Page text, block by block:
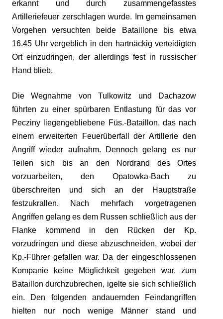
erkannt und durch zusammengefasstes
Artilleriefeuer zerschlagen wurde. Im gemeinsamen
Vorgehen versuchten beide Bataillone bis etwa
16.45 Uhr vergeblich in den hartnäckig verteidigten
Ort einzudringen, der allerdings fest in russischer
Hand blieb.
Die Wegnahme von Tulkowitz und Dachazow
führten zu einer spürbaren Entlastung für das vor
Pecziny liegengebliebene Füs.-Bataillon, das nach
einem erweiterten Feuerüberfall der Artillerie den
Angriff wieder aufnahm. Dennoch gelang es nur
Teilen sich bis an den Nordrand des Ortes
vorzuarbeiten, den Opatowka-Bach zu
überschreiten und sich an der Hauptstraße
festzukrallen. Nach mehrfach vorgetragenen
Angriffen gelang es dem Russen schließlich aus der
Flanke kommend in den Rücken der Kp.
vorzudringen und diese abzuschneiden, wobei der
Kp.-Führer gefallen war. Da der einge­schlossenen
Kompanie keine Mög­lichkeit gegeben war, zum
Bataillon durch­zubrechen, igelte sie sich schließlich
ein. Den folgenden andauernden Feindangriffen
hielten nur noch wenige Männer stand und